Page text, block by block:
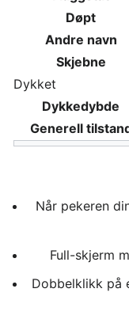
Døpt
Andre navn
Skjebne
Dykket
Dykkedybde
Generell
Når pekeren
Full-skjerm
Dobbelklikk på